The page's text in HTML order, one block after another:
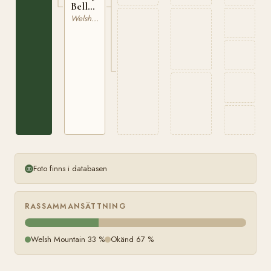
Bell
WSBWelsh Mountain
Foto finns i databasen
RASSAMMANSÄTTNING
Welsh Mountain 33 % Okänd 67 %